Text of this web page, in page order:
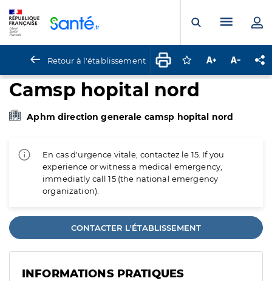
Ouvrir laMenu
Retour à l'établissement Connectez-vous
Augmenter la
Camsp hopital nord
Aphm direction generale camsp hopital nord
En cas d'urgence vitale, contactez le 15. If you
experience or witness a medical emergency,
immediatly call 15 (the national emergency
organization).
CONTACTER L'ÉTABLISSEMENT
INFORMATIONS PRATIQUES